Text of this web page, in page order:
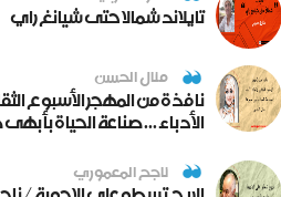
تايلاند شمالا حتى شيانغ راي
منال الحسن
نافذة من المهجر الأسبوع
الأدباء ... صناعة الحياة
ناجح المعموري